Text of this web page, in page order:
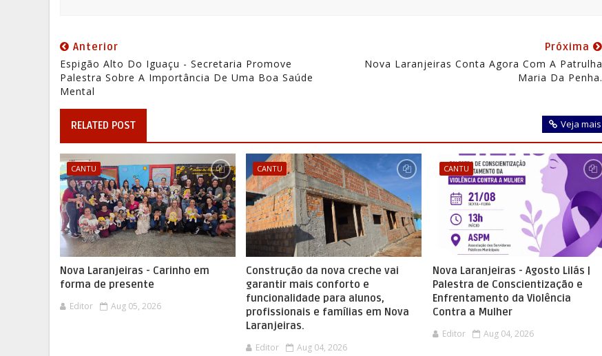
Anterior
Espigão Alto Do Iguaçu - Secretaria Promove
Palestra Sobre A Importância De Uma Boa Saúde
Mental
Próxima
Nova Laranjeiras Conta Agora Com A Patrulha
Maria Da Penha.
RELATED POST Veja mais
CANTU
Nova Laranjeiras - Carinho em
forma de presente
Editor Aug 05, 2026
CANTU
Construção da nova creche vai
garantir mais conforto e
funcionalidade para alunos,
profissionais e famílias em Nova
Laranjeiras.
Editor Aug 04, 2026
CANTU
Nova Laranjeiras - Agosto Lilás |
Palestra de Conscientização e
Enfrentamento da Violência
Contra a Mulher
Editor Aug 04, 2026